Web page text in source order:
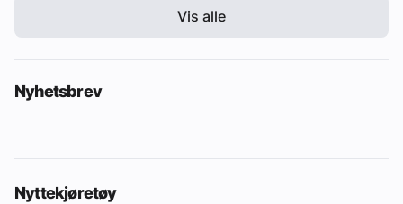
Vis alle
Nyhetsbrev
Nyttekjøretøy